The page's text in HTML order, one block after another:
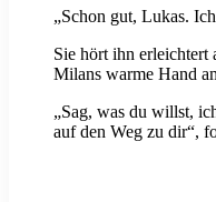
„Schon gut, Lukas.
Sie hört ihn erleichtert
Milans warme Hand
„Sag, was du willst,
auf den Weg zu dir“,